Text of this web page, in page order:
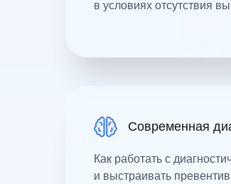
в условиях отсутствия
Современная
Как работать с
и выстраивать